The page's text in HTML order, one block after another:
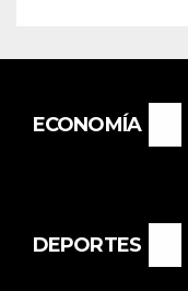
ECONOMÍA
DEPORTES